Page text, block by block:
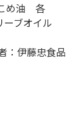
め油 各
ブオイル
：伊藤忠食品